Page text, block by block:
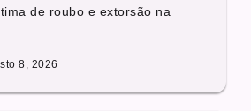
de roubo e extorsão na
8, 2026